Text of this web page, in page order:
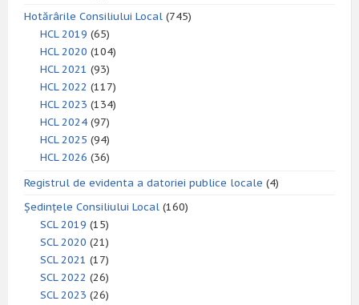
Hotărârile Consiliului Local (745)
HCL 2019 (65)
HCL 2020 (104)
HCL 2021 (93)
HCL 2022 (117)
HCL 2023 (134)
HCL 2024 (97)
HCL 2025 (94)
HCL 2026 (36)
Registrul de evidenta a datoriei publice locale (4)
Ședințele Consiliului Local (160)
SCL 2019 (15)
SCL 2020 (21)
SCL 2021 (17)
SCL 2022 (26)
SCL 2023 (26)